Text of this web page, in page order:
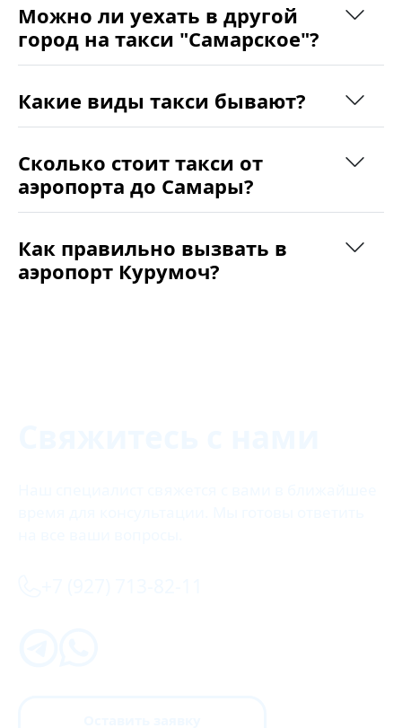
Можно ли уехать в другой
город на такси "Самарское"?
Какие виды такси бывают?
Сколько стоит такси от
аэропорта до Самары?
Как правильно вызвать в
аэропорт Курумоч?